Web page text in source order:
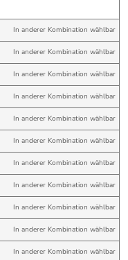
In anderer Kombination wählbar
In anderer Kombination wählbar
In anderer Kombination wählbar
In anderer Kombination wählbar
In anderer Kombination wählbar
In anderer Kombination wählbar
In anderer Kombination wählbar
In anderer Kombination wählbar
In anderer Kombination wählbar
In anderer Kombination wählbar
In anderer Kombination wählbar